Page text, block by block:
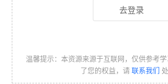
去登录
温馨提示：本资源来源于互联网，仅供参考
了您的权益，请 联系我们